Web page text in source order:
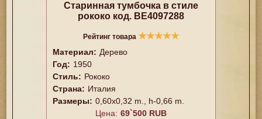
Старинная тумбочка в стиле
рококо код. BE4097288
Рейтинг товара ★★★★★
Материал: Дерево
Год: 1950
Стиль: Рококо
Страна: Италия
Размеры: 0,60x0,32 m., h-0,66 m.
Цена: 69`500 RUB